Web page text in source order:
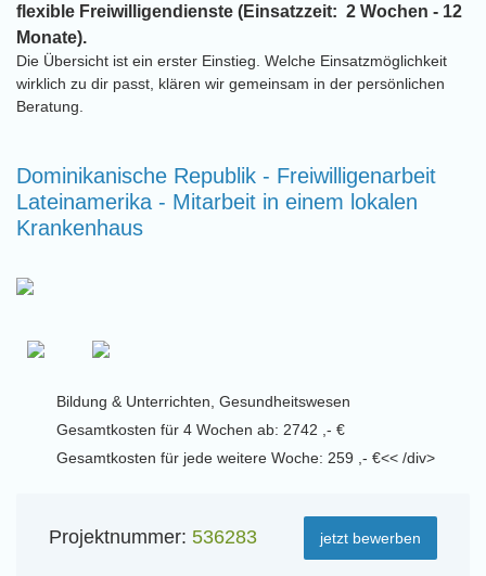
flexible Freiwilligendienste (Einsatzzeit: 2 Wochen - 12
Monate).
Die Übersicht ist ein erster Einstieg. Welche Einsatzmöglichkeit
wirklich zu dir passt, klären wir gemeinsam in der persönlichen
Beratung.
Dominikanische Republik - Freiwilligenarbeit
Lateinamerika - Mitarbeit in einem lokalen
Krankenhaus
Bildung & Unterrichten, Gesundheitswesen
Gesamtkosten für 4 Wochen ab: 2742 ,- €
Gesamtkosten für jede weitere Woche: 259 ,- €<< /div>
Projektnummer: 536283 jetzt bewerben